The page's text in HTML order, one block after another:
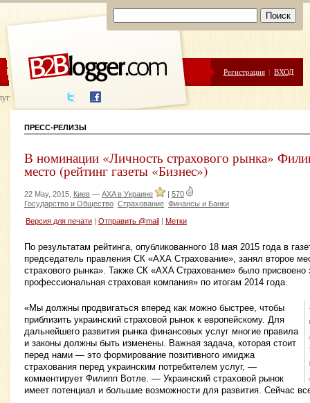
ЦЕНЫ ПОМОЩЬ Регистрация | ВХОД
написания
ПРЕСС-РЕЛИЗЫ
В номинации «Личность страхового рынка»
место (рейтинг газеты «Бизнес»)
22 May, 2015, Киев — AXA в Украине | 570
Государство и Общество Страхование Финансы и Банки
Версия для печати Отправить @mail Метки
По результатам рейтинга, опубликованного 18 мая 2015 года в
председатель правления СК «АХА Страхование», занял второе
страхового рынка». Также СК «AXA Страхование» было присвоено
профессиональная страховая компания» по итогам 2014 года.
«Мы должны продвигаться вперед как можно быстрее, чтобы
приблизить украинский страховой рынок к европейскому. Для
дальнейшего развития рынка финансовых услуг многие правила
и законы должны быть изменены. Важная задача, которая стоит
перед нами — это формирование позитивного имиджа
страхования перед украинским потребителем услуг, —
комментирует Филипп Вотле. — Украинский страховой рынок
имеет потенциал и большие возможности для развития. Сейчас